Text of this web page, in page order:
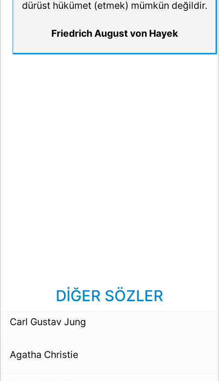
dürüst hükümet (etmek) mümkün değildir.
Friedrich August von Hayek
DİĞER SÖZLER
Carl Gustav Jung
Agatha Christie